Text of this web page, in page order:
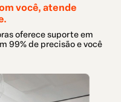
você, atende
oferece suporte em
99% de precisão e você